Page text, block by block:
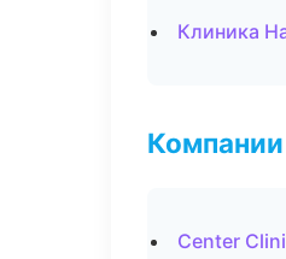
Клиника
Center